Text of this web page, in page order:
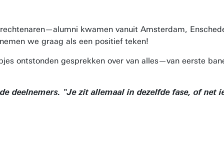
kwamen vanuit Amsterdam,
we graag als een positief teken!
ontstonden gesprekken over van alles—van eerste
deelnemers. "Je zit allemaal in dezelfde fase, of net